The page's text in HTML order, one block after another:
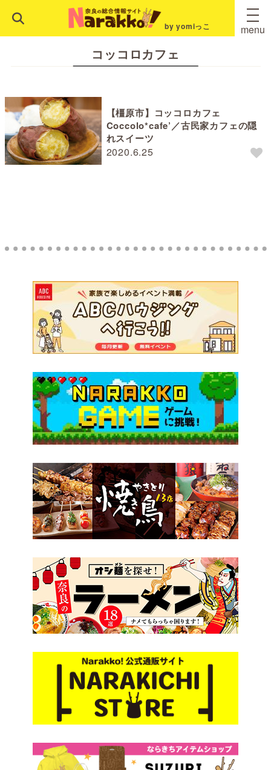
by yomiっこ menu
コッコロカフェ
2020.6.25
【橿原市】コッコロカフェ
Coccolo*cafe’／古民家カフェの隠
れスイーツ